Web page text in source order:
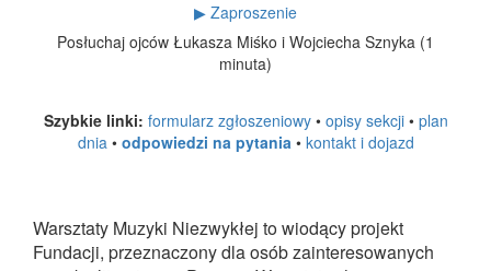
▶ Zaproszenie
Posłuchaj ojców Łukasza Miśko i Wojciecha Sznyka (1
minuta)
Szybkie linki: formularz zgłoszeniowy• opisy sekcji• plan
dnia• odpowiedzi na pytania• kontakt i dojazd
Warsztaty Muzyki Niezwykłej to wiodący projekt
Fundacji, przeznaczony dla osób zainteresowanych